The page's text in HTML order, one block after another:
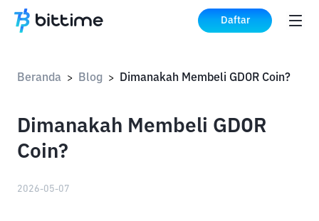
Daftar
Beranda > Blog > Dimanakah Membeli GDOR Coin?
Dimanakah Membeli GDOR
Coin?
2026-05-07